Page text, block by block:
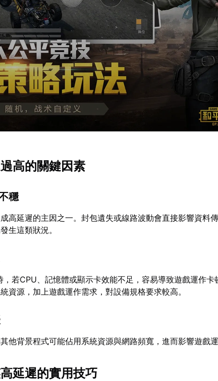
高的關鍵因素
穩
高延遲的主因之一。封包遺失或線路波動會直接影響資料
生這類狀況。
，若CPU、記憶體或顯示卡效能不足，容易導致遊戲運作卡
資源，加上遊戲運作需求，對設備規格要求較高。
他背景程式可能佔用系統資源與網路頻寬，進而影響遊戲運
延遲的實用技巧